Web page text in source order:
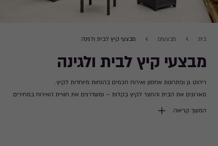
Navigation
בית מבצעים מבצעי קיץ לבית ולגינה
מבצעי קיץ לבית ולגינה
ריהוט גן ופתרונות אחסון ואירוח חכמים בהנחות מיוחדות לקיץ.
מארגנים את הבית והחצר לקיץ בקלות – ומשדרגים את חוויית האירוח במחירים
משתלמים במיוחד.
המשך קריאה